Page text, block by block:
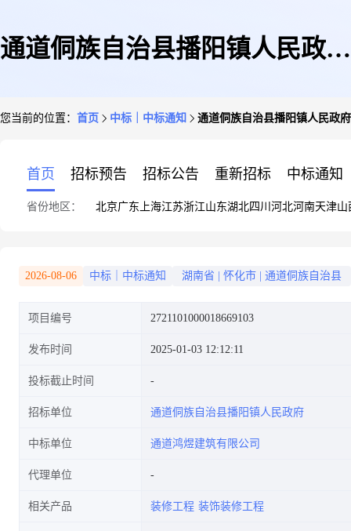
通道侗族自治县播阳镇人民政府
您当前的位置： 首页 中标｜中标通知 通道侗族自治县播阳镇人民政
首页 招标预告 招标公告 重新招标 中标通知
省份地区： 北京广东 上海江苏浙江山东湖北四川 河北河南天津山
2026-08-06 中标｜中标通知 湖南省 怀化市 通道侗族自治县
项目编号 2721101000018669103
发布时间 2025-01-03 12:12:11
投标截止时间
招标单位 通道侗族自治县播阳镇人民政府
中标单位 通道鸿煜建筑有限公司
代理单位
相关产品 装修工程 装饰装修工程